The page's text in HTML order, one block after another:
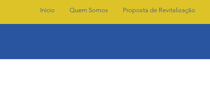
Início Quem Somos Proposta de Revitalização